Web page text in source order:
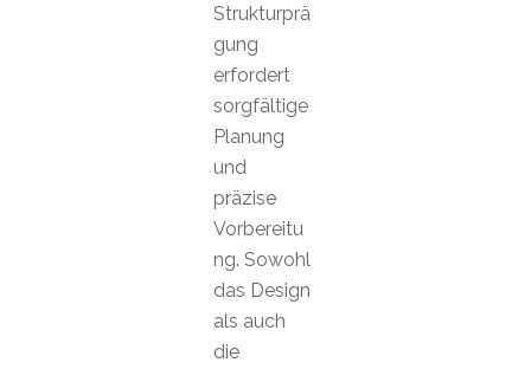
Strukturprä
gung
erfordert
sorgfältige
Planung
und
präzise
Vorbereitu
ng. Sowohl
das Design
als auch
die